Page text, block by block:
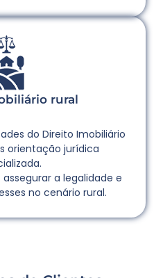
rural
do Direito Imobiliário
orientação jurídica
a legalidade e
no cenário rural.